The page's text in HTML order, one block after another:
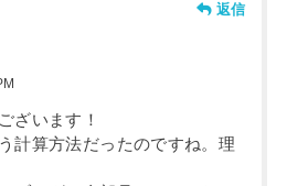
返信
ざいます！
計算方法だったのですね。理